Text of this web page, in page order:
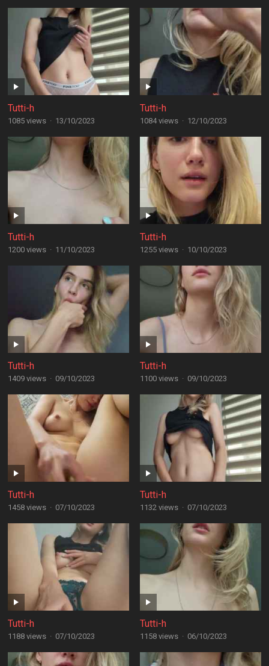
Tutti-h
1085 views · 13/10/2023
Tutti-h
1084 views · 12/10/2023
Tutti-h
1200 views · 11/10/2023
Tutti-h
1255 views · 10/10/2023
Tutti-h
1409 views · 09/10/2023
Tutti-h
1100 views · 09/10/2023
Tutti-h
1458 views · 07/10/2023
Tutti-h
1132 views · 07/10/2023
Tutti-h
1188 views · 07/10/2023
Tutti-h
1158 views · 06/10/2023